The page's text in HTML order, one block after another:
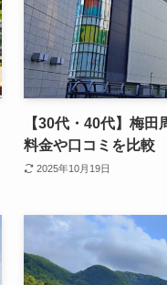
【30代・40代】梅田
料金や口コミを比較
2025年10月19日